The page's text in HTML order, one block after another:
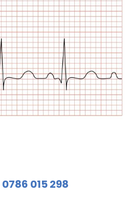
0786 015 298